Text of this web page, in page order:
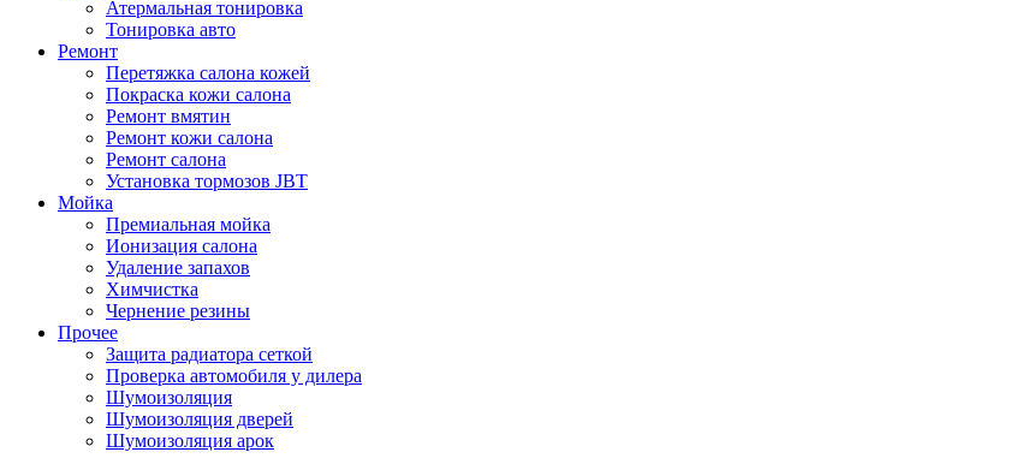
Атермальная тонировка
Тонировка авто
Ремонт
Перетяжка салона кожей
Покраска кожи салона
Ремонт вмятин
Ремонт кожи салона
Ремонт салона
Установка тормозов JBT
Мойка
Премиальная мойка
Ионизация салона
Удаление запахов
Химчистка
Чернение резины
Прочее
Защита радиатора сеткой
Проверка автомобиля у дилера
Шумоизоляция
Шумоизоляция дверей
Шумоизоляция арок